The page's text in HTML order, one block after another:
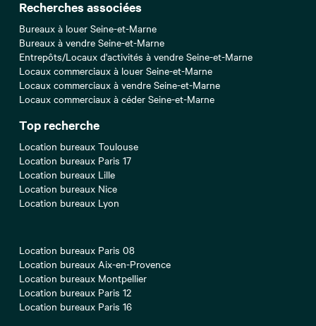
Recherches associées
Bureaux à louer Seine-et-Marne
Bureaux à vendre Seine-et-Marne
Entrepôts/Locaux d'activités à vendre Seine-et-Marne
Locaux commerciaux à louer Seine-et-Marne
Locaux commerciaux à vendre Seine-et-Marne
Locaux commerciaux à céder Seine-et-Marne
Top recherche
Location bureaux Toulouse
Location bureaux Paris 17
Location bureaux Lille
Location bureaux Nice
Location bureaux Lyon
Location bureaux Paris 08
Location bureaux Aix-en-Provence
Location bureaux Montpellier
Location bureaux Paris 12
Location bureaux Paris 16